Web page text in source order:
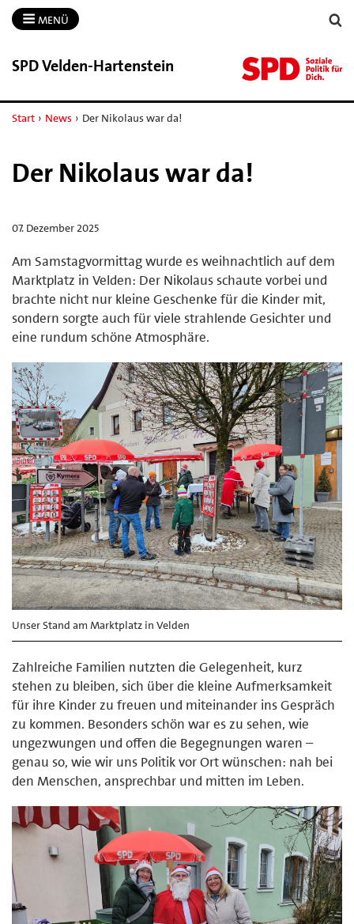
MENÜ
SPD Velden-​Hartenstein
Start › News › Der Nikolaus war da!
Der Nikolaus war da!
07. Dezember 2025
Am Samstagvormittag wurde es weihnachtlich auf dem
Marktplatz in Velden: Der Nikolaus schaute vorbei und
brachte nicht nur kleine Geschenke für die Kinder mit,
sondern sorgte auch für viele strahlende Gesichter und
eine rundum schöne Atmosphäre.
Unser Stand am Marktplatz in Velden
Zahlreiche Familien nutzten die Gelegenheit, kurz
stehen zu bleiben, sich über die kleine Aufmerksamkeit
für ihre Kinder zu freuen und miteinander ins Gespräch
zu kommen. Besonders schön war es zu sehen, wie
ungezwungen und offen die Begegnungen waren –
genau so, wie wir uns Politik vor Ort wünschen: nah bei
den Menschen, ansprechbar und mitten im Leben.